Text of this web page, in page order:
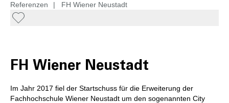
Referenzen | FH Wiener Neustadt
FH Wiener Neustadt
Im Jahr 2017 fiel der Startschuss für die Erweiterung der
Fachhochschule Wiener Neustadt um den sogenannten City